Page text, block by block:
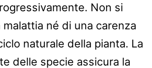
Non si
né di una carenza
naturale della pianta. La
delle specie assicura la